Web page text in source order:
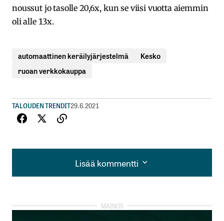
noussut jo tasolle 20,6x, kun se viisi vuotta aiemmin
oli alle 13x.
automaattinen keräilyjärjestelmä
Kesko
ruoan verkkokauppa
TALOUDEN TRENDIT29.6.2021
Lisää kommentti
Lisää kommentti
kirjautua